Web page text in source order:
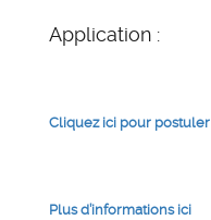
Application :
Cliquez ici pour postuler
Plus d’informations ici